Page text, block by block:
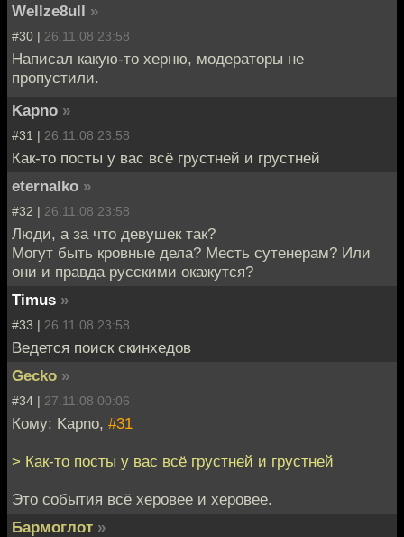
Wellze8ull »
#30 | 26.11.08 23:58
Написал какую-то херню, модераторы не
пропустили.
Kapno »
#31 | 26.11.08 23:58
Как-то посты у вас всё грустней и грустней
eternalko »
#32 | 26.11.08 23:58
Люди, а за что девушек так?
Могут быть кровные дела? Месть сутенерам? Или
они и правда русскими окажутся?
Timus »
#33 | 26.11.08 23:58
Ведется поиск скинхедов
Gecko »
#34 | 27.11.08 00:06
Кому: Kapno, #31
> Как-то посты у вас всё грустней и грустней
Это события всё херовее и херовее.
Бармоглот »